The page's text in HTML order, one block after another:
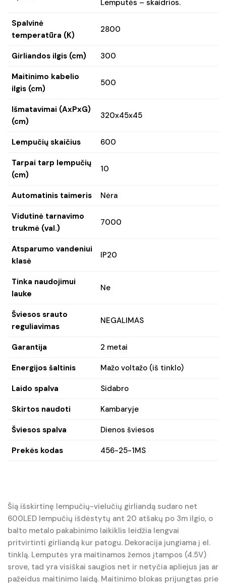
Lemputės – skaidrios.
Spalvinė
temperatūra (K)
2800
Girliandos ilgis (cm) 300
Maitinimo kabelio
ilgis (cm)
500
Išmatavimai (AxPxG)
(cm)
320x45x45
Lempučių skaičius 600
Tarpai tarp lempučių
(cm)
10
Automatinis taimeris Nėra
Vidutinė tarnavimo
trukmė (val.)
7000
Atsparumo vandeniui
klasė
IP20
Tinka naudojimui
lauke
Ne
Šviesos srauto
reguliavimas
NEGALIMAS
Garantija 2 metai
Energijos šaltinis Mažo voltažo (iš tinklo)
Laido spalva Sidabro
Skirtos naudoti Kambaryje
Šviesos spalva Dienos šviesos
Prekės kodas 456-25-1MS
Šią išskirtinę lempučių-vielučių girliandą sudaro net
600LED lempučių išdėstytų ant 20 atšakų po 3m ilgio, o
balto metalo pakabinimo laikiklis leidžia lengvai
pritvirtinti girliandą kur patogu. Dekoracija jungiama į el.
tinklą. Lemputės yra maitinamos žemos įtampos (4.5V)
srove, tad yra visiškai saugios net ir netyčia apliejus jas ar
pažeidus maitinimo laidą. Maitinimo blokas prijungtas prie